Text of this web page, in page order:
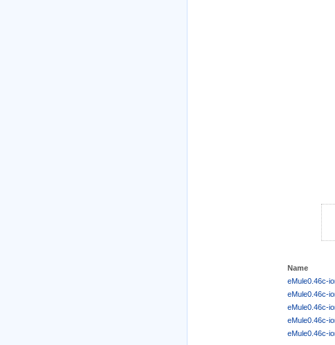
Name
eMule0.46c-
eMule0.46c-
eMule0.46c-
eMule0.46c-
eMule0.46c-